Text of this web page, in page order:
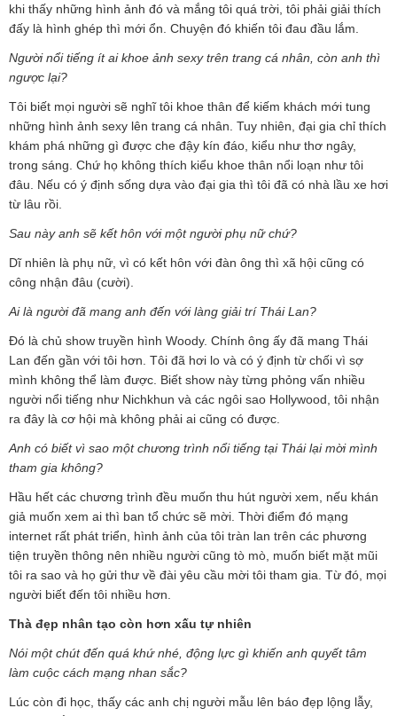
khi thấy những hình ảnh đó và mắng tôi quá trời, tôi phải giải thích
đấy là hình ghép thì mới ổn. Chuyện đó khiến tôi đau đầu lắm.
Người nổi tiếng ít ai khoe ảnh sexy trên trang cá nhân, còn anh thì
ngược lại?
Tôi biết mọi người sẽ nghĩ tôi khoe thân để kiếm khách mới tung
những hình ảnh sexy lên trang cá nhân. Tuy nhiên, đại gia chỉ thích
khám phá những gì được che đậy kín đáo, kiểu như thơ ngây,
trong sáng. Chứ họ không thích kiểu khoe thân nổi loạn như tôi
đâu. Nếu có ý định sống dựa vào đại gia thì tôi đã có nhà lầu xe hơi
từ lâu rồi.
Sau này anh sẽ kết hôn với một người phụ nữ chứ?
Dĩ nhiên là phụ nữ, vì có kết hôn với đàn ông thì xã hội cũng có
công nhận đâu (cười).
Ai là người đã mang anh đến với làng giải trí Thái Lan?
Đó là chủ show truyền hình Woody. Chính ông ấy đã mang Thái
Lan đến gần với tôi hơn. Tôi đã hơi lo và có ý định từ chối vì sợ
mình không thể làm được. Biết show này từng phỏng vấn nhiều
người nổi tiếng như Nichkhun và các ngôi sao Hollywood, tôi nhận
ra đây là cơ hội mà không phải ai cũng có được.
Anh có biết vì sao một chương trình nổi tiếng tại Thái lại mời mình
tham gia không?
Hầu hết các chương trình đều muốn thu hút người xem, nếu khán
giả muốn xem ai thì ban tổ chức sẽ mời. Thời điểm đó mạng
internet rất phát triển, hình ảnh của tôi tràn lan trên các phương
tiện truyền thông nên nhiều người cũng tò mò, muốn biết mặt mũi
tôi ra sao và họ gửi thư về đài yêu cầu mời tôi tham gia. Từ đó, mọi
người biết đến tôi nhiều hơn.
Thà đẹp nhân tạo còn hơn xấu tự nhiên
Nói một chút đến quá khứ nhé, động lực gì khiến anh quyết tâm
làm cuộc cách mạng nhan sắc?
Lúc còn đi học, thấy các anh chị người mẫu lên báo đẹp lộng lẫy,